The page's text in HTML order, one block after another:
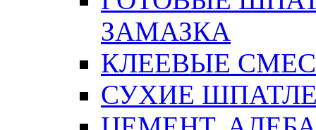
ЗАМАЗКА
КЛЕЕВЫЕ
СУХИЕ